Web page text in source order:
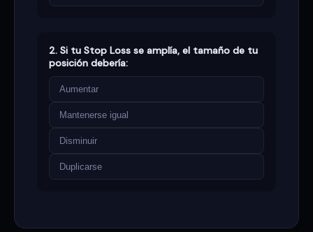
2. Si tu Stop Loss se amplía, el tamaño de tu
posición debería:
Aumentar
Mantenerse igual
Disminuir
Duplicarse